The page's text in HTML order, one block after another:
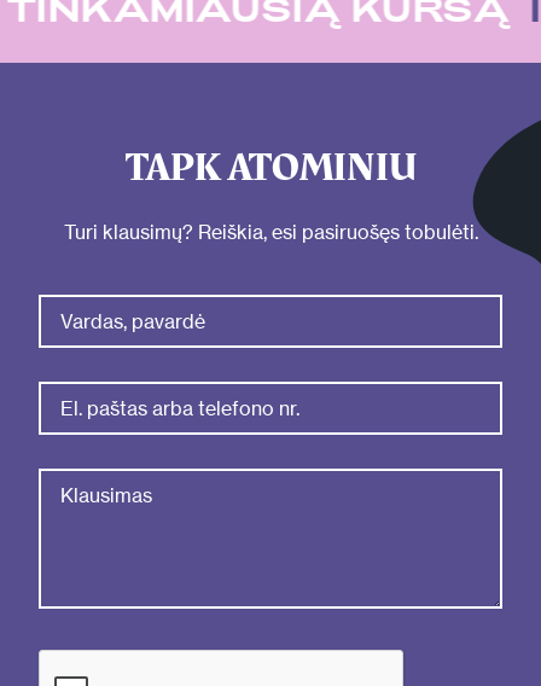
TAPK ATOMINIU
Turi klausimų? Reiškia, esi pasiruošęs tobulėti.